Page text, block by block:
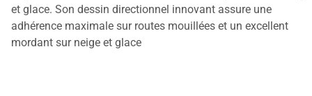
et glace. Son dessin directionnel innovant assure une
adhérence maximale sur routes mouillées et un excellent
mordant sur neige et glace